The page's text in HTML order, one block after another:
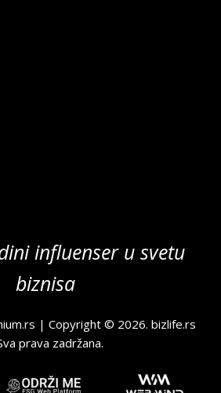
influenser u svetu
biznisa
| Copyright © 2026.bizlife.rs
prava zadržana.